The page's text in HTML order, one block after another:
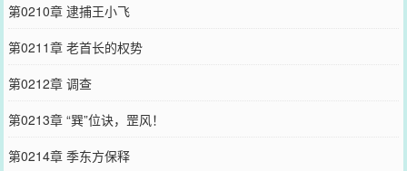
第0210章 逮捕王小飞
第0211章 老首长的权势
第0212章 调查
第0213章 “巽”位诀，罡风！
第0214章 季东方保释